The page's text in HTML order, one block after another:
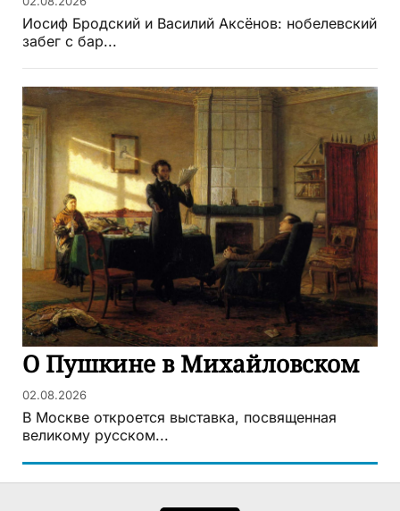
Иосиф Бродский и Василий Аксёнов: нобелевский
забег с бар...
О Пушкине в Михайловском
02.08.2026
В Москве откроется выставка, посвященная
великому русском...